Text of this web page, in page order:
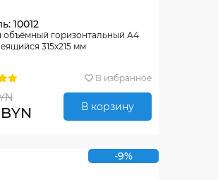
10012
объёмный горизонтальный А4
315х215 мм
В избранное
В корзину
-9%